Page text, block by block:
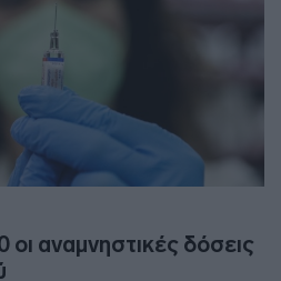
οι αναμνηστικές δόσεις